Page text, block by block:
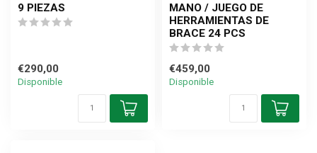
9 PIEZAS
€290,00
Disponible
MANO / JUEGO DE
HERRAMIENTAS DE
BRACE 24 PCS
€459,00
Disponible